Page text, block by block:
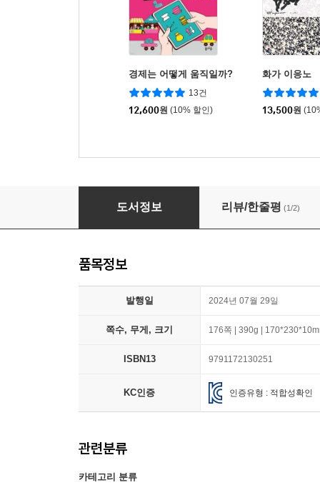
경제는 어떻게 움직일까?
13건
12,600원 (10% 할인)
화가 이응노
13,500원
이순신을 만든 사람들
도서정보 리뷰/한줄평 (1/2)
품목정보
발행일 2024년 07월 29일
쪽수, 무게, 크기 176쪽 | 390g |
ISBN13 9791172130251
KC인증 인증유형 : 적합성확인
관련분류
카테고리 분류